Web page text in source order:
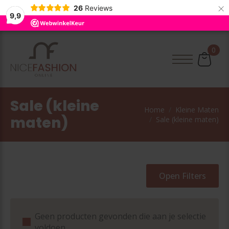
9,9
26 Reviews ×
0
Sale (kleine
maten)
Home
Kleine Maten
Sale (kleine maten)
Open Filters
Geen producten gevonden die aan je selectie